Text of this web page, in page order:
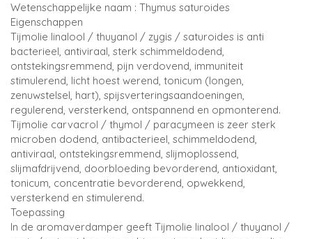
Wetenschappelijke naam : Thymus saturoides
Eigenschappen
Tijmolie linalool / thuyanol / zygis / saturoides is anti
bacterieel, antiviraal, sterk schimmeldodend,
ontstekingsremmend, pijn verdovend, immuniteit
stimulerend, licht hoest werend, tonicum (longen,
zenuwstelsel, hart), spijsverteringsaandoeningen,
regulerend, versterkend, ontspannend en opmonterend.
Tijmolie carvacrol / thymol / paracymeen is zeer sterk
microben dodend, antibacterieel, schimmeldodend,
antiviraal, ontstekingsremmend, slijmoplossend,
slijmafdrijvend, doorbloeding bevorderend, antioxidant,
tonicum, concentratie bevorderend, opwekkend,
versterkend en stimulerend.
Toepassing
In de aromaverdamper geeft Tijmolie linalool / thuyanol /